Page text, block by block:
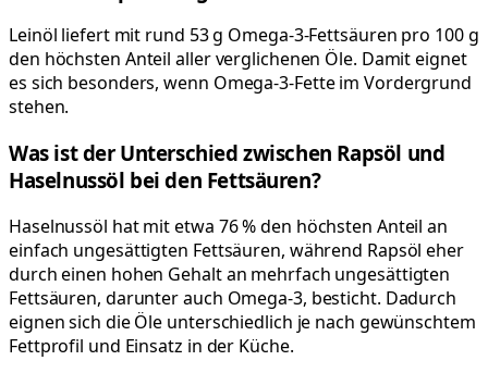
Leinöl liefert mit rund 53 g Omega-3-Fettsäuren pro 100 g
den höchsten Anteil aller verglichenen Öle. Damit eignet
es sich besonders, wenn Omega-3-Fette im Vordergrund
stehen.
Was ist der Unterschied zwischen Rapsöl und
Haselnussöl bei den Fettsäuren?
Haselnussöl hat mit etwa 76 % den höchsten Anteil an
einfach ungesättigten Fettsäuren, während Rapsöl eher
durch einen hohen Gehalt an mehrfach ungesättigten
Fettsäuren, darunter auch Omega-3, besticht. Dadurch
eignen sich die Öle unterschiedlich je nach gewünschtem
Fettprofil und Einsatz in der Küche.